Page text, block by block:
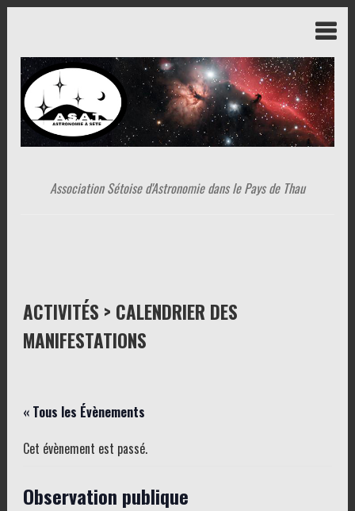
Association Sétoise d'Astronomie dans le Pays de Thau
ACTIVITÉS > CALENDRIER DES
MANIFESTATIONS
« Tous les Évènements
Cet évènement est passé.
Observation publique